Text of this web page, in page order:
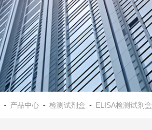
- 产品中心- 检测试剂盒 - ELISA检测试剂盒